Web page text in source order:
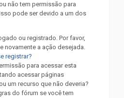
não tem permissão para
pode ser devido a um dos
ou registrado. Por favor,
novamente a ação desejada.
registrar?
para acessar esta
acessar páginas
um recurso que não deveria?
do fórum se você tem